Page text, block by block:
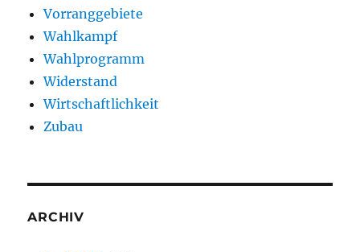
Vorranggebiete
Wahlkampf
Wahlprogramm
Widerstand
Wirtschaftlichkeit
Zubau
ARCHIV